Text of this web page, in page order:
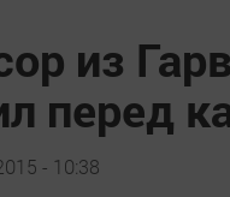
из
перед
- 10:38